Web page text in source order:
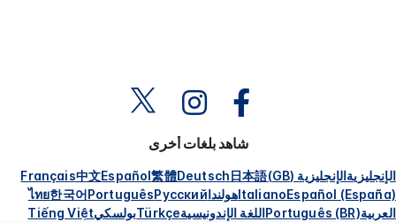
شاهد بلغات أخرى
الإنجليزية الإنجليزية (GB) 日本語
Deutsch
繁體
Español
中文
Français
Español (España)
Italianoهولندا Русский
Português
한국어
ไทย
العربيةPortuguês (BR) اللغة الإندونيسيةTürkçeبولسكيTiếng Việt